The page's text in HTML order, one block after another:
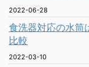
2022-06-28
食洗器対応の水筒
比較
2022-03-10